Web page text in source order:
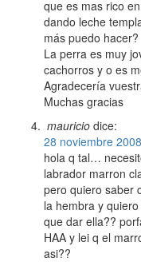
que es mas rico
dando leche
más puedo hacer?
La perra es muy
cachorros y o es
Agradecería
Muchas gracias
mauricio dice:
28 noviembre
hola q tal…
labrador marron
pero quiero saber
la hembra y
que dar ella??
HAA y lei q el
asi??